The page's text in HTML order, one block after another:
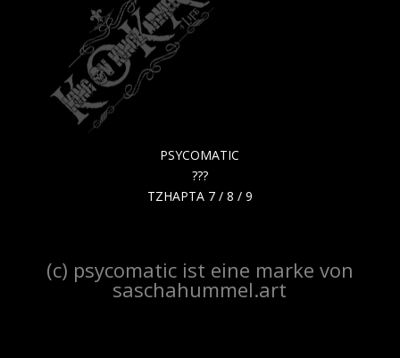
PSYCOMATIC
???
TZHAPTA 7 / 8 / 9
(c) psycomatic ist eine marke von
saschahummel.art